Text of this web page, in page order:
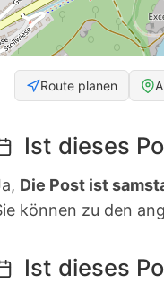
Route planen
Ist dieses
Die Post ist
können zu den
Ist dieses